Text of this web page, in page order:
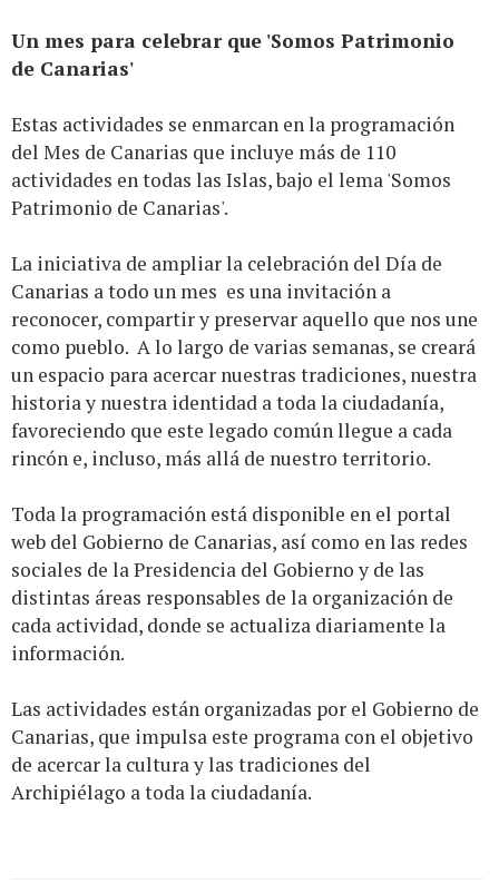
Un mes para celebrar que 'Somos Patrimonio
de Canarias'
Estas actividades se enmarcan en la programación
del Mes de Canarias que incluye más de 110
actividades en todas las Islas, bajo el lema 'Somos
Patrimonio de Canarias'.
La iniciativa de ampliar la celebración del Día de
Canarias a todo un mes es una invitación a
reconocer, compartir y preservar aquello que nos une
como pueblo. A lo largo de varias semanas, se creará
un espacio para acercar nuestras tradiciones, nuestra
historia y nuestra identidad a toda la ciudadanía,
favoreciendo que este legado común llegue a cada
rincón e, incluso, más allá de nuestro territorio.
Toda la programación está disponible en el portal
web del Gobierno de Canarias, así como en las redes
sociales de la Presidencia del Gobierno y de las
distintas áreas responsables de la organización de
cada actividad, donde se actualiza diariamente la
información.
Las actividades están organizadas por el Gobierno de
Canarias, que impulsa este programa con el objetivo
de acercar la cultura y las tradiciones del
Archipiélago a toda la ciudadanía.